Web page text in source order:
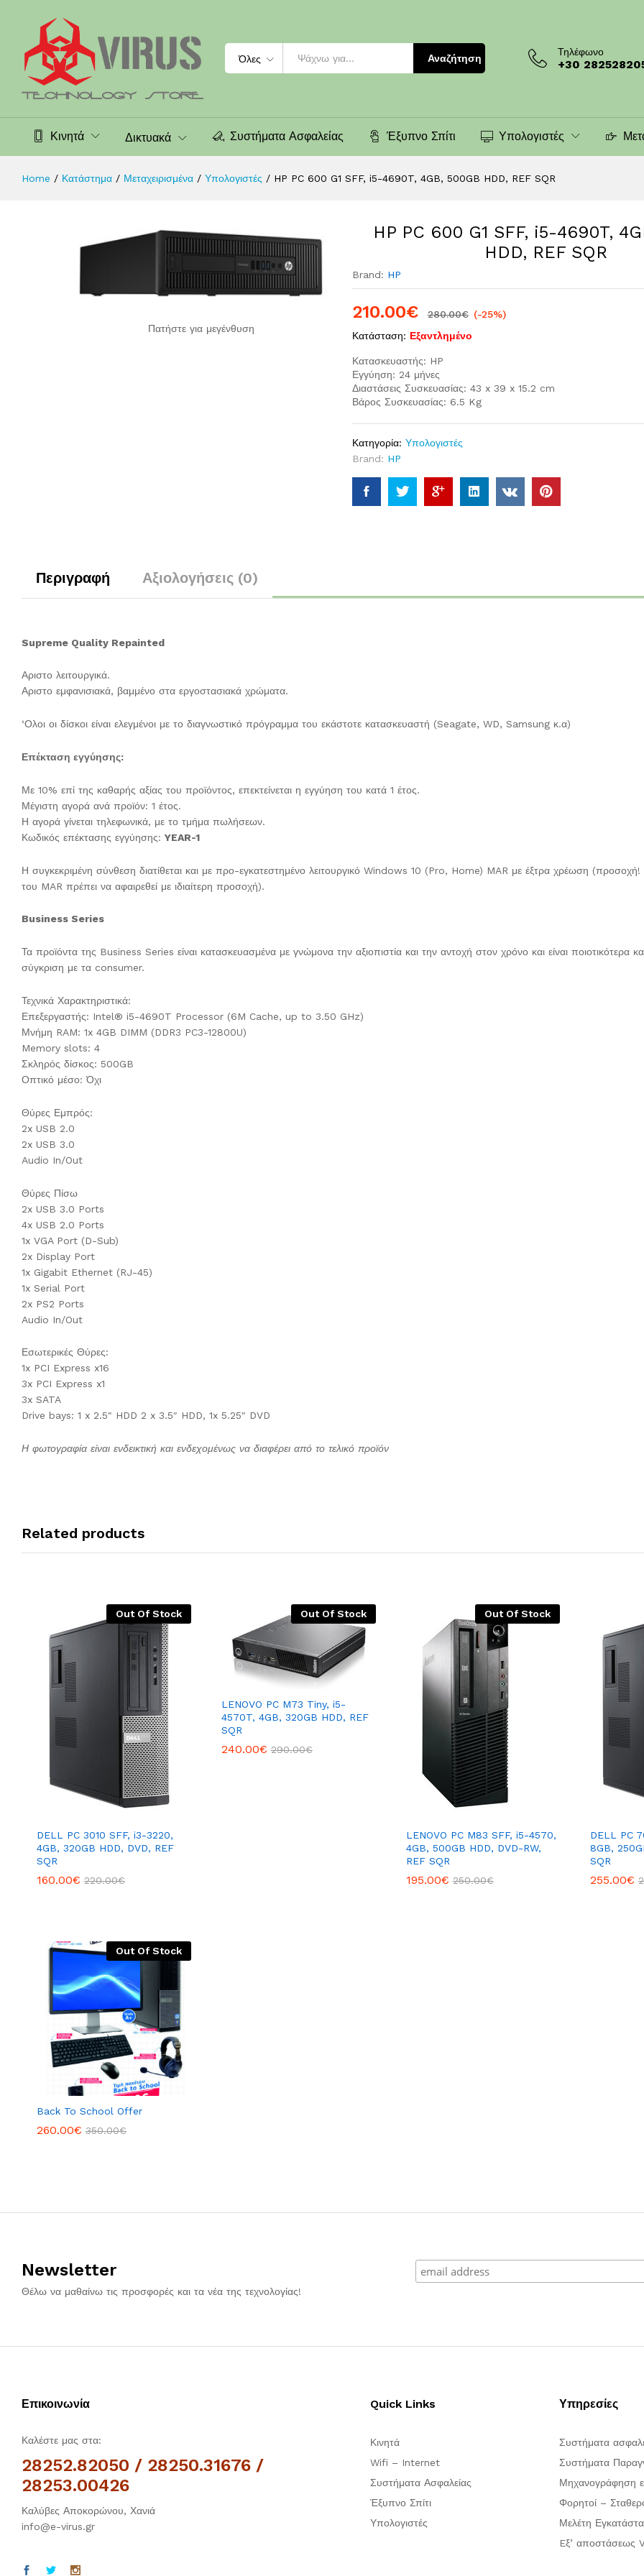
Όλες Αναζήτηση
Τηλέφωνο
+30
Κινητά Δικτυακά Συστήματα Ασφαλείας Έξυπνο Σπίτι Υπολογιστές
Home / Κατάστημα / Μεταχειρισμένα / Υπολογιστές / HP PC 600 G1 SFF, i5-4690T, 4GB, 500GB HDD, REF SQR
Πατήστε για μεγένθυση
HP PC 600 G1 SFF, i5-4690T,
HDD, REF SQR
Brand: HP
210.00€ 280.00€ (-25%)
Κατάσταση: Εξαντλημένο
Κατασκευαστής: HP
Εγγύηση: 24 μήνες
Διαστάσεις Συσκευασίας: 43 x 39 x 15.2 cm
Βάρος Συσκευασίας: 6.5 Kg
Κατηγορία: Υπολογιστές
Brand: HP
Περιγραφή Αξιολογήσεις (0)
Supreme Quality Repainted
Αριστο λειτουργικά.
Αριστο εμφανισιακά, βαμμένο στα εργοστασιακά χρώματα.
‘Ολοι οι δίσκοι είναι ελεγμένοι με το διαγνωστικό πρόγραμμα του εκάστοτε κατασκευαστή (Seagate, WD, Samsung κ.α)
Επέκταση εγγύησης:
Με 10% επί της καθαρής αξίας του προϊόντος, επεκτείνεται η εγγύηση του κατά 1 έτος.
Μέγιστη αγορά ανά προϊόν: 1 έτος.
Η αγορά γίνεται τηλεφωνικά, με το τμήμα πωλήσεων.
Κωδικός επέκτασης εγγύησης: YEAR-1
Η συγκεκριμένη σύνθεση διατίθεται και με προ-εγκατεστημένο λειτουργικό Windows 10 (Pro, Home) MAR με έξτρα χρέωση (προσοχή!
του MAR πρέπει να αφαιρεθεί με ιδιαίτερη προσοχή).
Business Series
Τα προϊόντα της Business Series είναι κατασκευασμένα με γνώμονα την αξιοπιστία και την αντοχή στον χρόνο και είναι ποιοτικότερα
σύγκριση με τα consumer.
Τεχνικά Χαρακτηριστικά:
Επεξεργαστής: Intel® i5-4690T Processor (6M Cache, up to 3.50 GHz)
Μνήμη RAM: 1x 4GB DIMM (DDR3 PC3-12800U)
Memory slots: 4
Σκληρός δίσκος: 500GB
Οπτικό μέσο: Όχι
Θύρες Εμπρός:
2x USB 2.0
2x USB 3.0
Audio In/Out
Θύρες Πίσω
2x USB 3.0 Ports
4x USB 2.0 Ports
1x VGA Port (D-Sub)
2x Display Port
1x Gigabit Ethernet (RJ-45)
1x Serial Port
2x PS2 Ports
Audio In/Out
Εσωτερικές Θύρες:
1x PCI Express x16
3x PCI Express x1
3x SATA
Drive bays: 1 x 2.5″ HDD 2 x 3.5″ HDD, 1x 5.25″ DVD
Η φωτογραφία είναι ενδεικτική και ενδεχομένως να διαφέρει από το τελικό προϊόν
Related products
Out Of Stock
DELL PC 3010 SFF, i3-3220,
4GB, 320GB HDD, DVD, REF
SQR
160.00€ 220.00€
Out Of Stock
LENOVO PC M73 Tiny, i5-
4570T, 4GB, 320GB HDD, REF
SQR
240.00€ 290.00€
Out Of Stock
LENOVO PC M83 SFF, i5-4570,
4GB, 500GB HDD, DVD-RW,
REF SQR
195.00€ 250.00€
DELL PC
8GB,
SQR
255.00€
Out Of Stock
Back To School Offer
260.00€ 350.00€
Newsletter
Θέλω να μαθαίνω τις προσφορές και τα νέα της τεχνολογίας!
Επικοινωνία
Καλέστε μας στα:
28252.82050 / 28250.31676 /
28253.00426
Καλύβες Αποκορώνου, Χανιά
info@e-virus.gr
Quick Links
Κινητά
Wifi – Internet
Συστήματα Ασφαλείας
Έξυπνο Σπίτι
Υπολογιστές
Υπηρεσίες
Συστήματα
Συστήματα
Μηχανογράφηση
Φορητοί –
Μελέτη
Eξ’ αποστάσεως
Περιγραφή